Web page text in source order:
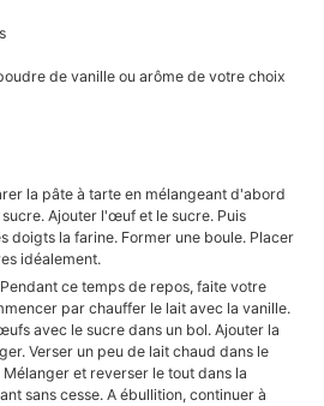
de vanille ou arôme de votre choix
la pâte à tarte en mélangeant d'abord
Ajouter l'œuf et le sucre. Puis
doigts la farine. Former une boule. Placer
idéalement.
ce temps de repos, faite votre
par chauffer le lait avec la vanille.
avec le sucre dans un bol. Ajouter la
Verser un peu de lait chaud dans le
et reverser le tout dans la
sans cesse. A ébullition, continuer à